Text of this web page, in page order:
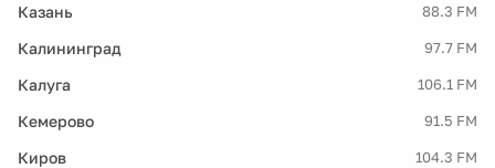
Казань 88.3 FM
Калининград 97.7 FM
Калуга 106.1 FM
Кемерово 91.5 FM
Киров 104.3 FM